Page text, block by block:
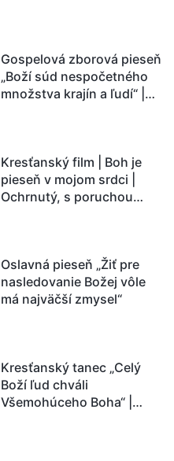
Ľudstvu sa začína
odpočítavať čas. Našli ste
spôsob, ako prežiť?
Gospelová zborová pieseň
„Boží súd nespočetného
množstva krajín a ľudí“ |
Kresťanský film | Boh je
pieseň v mojom srdci |
Ochrnutý, s poruchou
Oslavná pieseň „Žiť pre
nasledovanie Božej vôle
má najväčší zmysel“
Kresťanský tanec „Celý
Boží ľud chváli
Všemohúceho Boha“ |